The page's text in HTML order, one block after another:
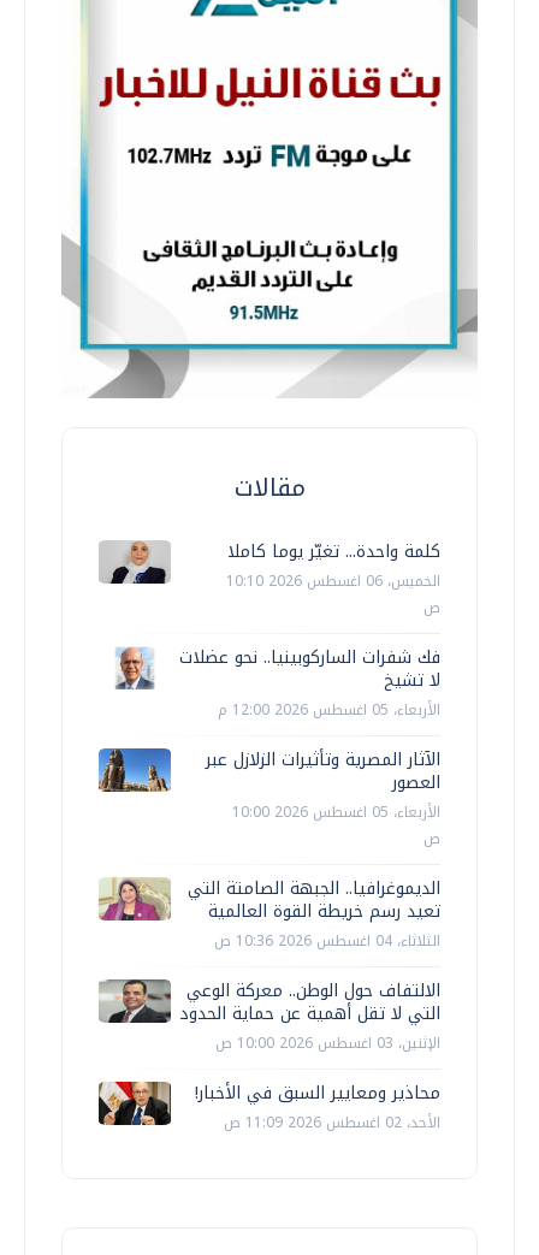
مقالات
كلمة واحدة... تغيّر يوما كاملا
الخميس، 06 اغسطس 2026 10:10
ص
فك شفرات الساركوبينيا.. نحو عضلات
لا تشيخ
الأربعاء، 05 اغسطس 2026 12:00 م
الآثار المصرية وتأثيرات الزلازل عبر
العصور
الأربعاء، 05 اغسطس 2026 10:00
ص
الديموغرافيا.. الجبهة الصامتة التي
تعيد رسم خريطة القوة العالمية
الثلاثاء، 04 اغسطس 2026 10:36 ص
الالتفاف حول الوطن.. معركة الوعي
التي لا تقل أهمية عن حماية الحدود
الإثنين، 03 اغسطس 2026 10:00 ص
محاذير ومعايير السبق في الأخبار!
الأحد، 02 اغسطس 2026 11:09 ص